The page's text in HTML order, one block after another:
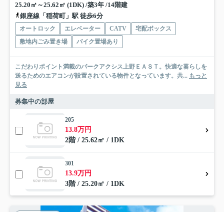
25.20㎡～25.62㎡ (1DK) /築3年 /14階建
銀座線「稲荷町」駅 徒歩6分
オートロック エレベーター CATV
宅配ボックス
敷地内ごみ置き場
バイク置場あり
こだわりポイント満載のパークアクシス上野ＥＡＳＴ。快適な暮らしを
送るためのエアコンが設置されている物件となっています。共... もっと
見る
募集中の部屋
205
13.8万円
2階 / 25.62㎡ / 1DK
301
13.9万円
3階 / 25.20㎡ / 1DK